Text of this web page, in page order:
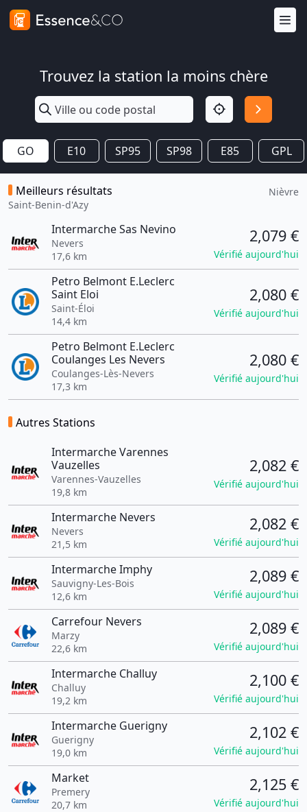
Trouvez la station la moins chère
GO E10 SP95 SP98 E85 GPL
Meilleurs résultats
Saint-Benin-d'Azy
Nièvre
Intermarche Sas Nevino
Nevers
17,6 km
2,079 €
Vérifié aujourd'hui
Petro Belmont E.Leclerc
Saint Eloi
Saint-Éloi
14,4 km
2,080 €
Vérifié aujourd'hui
Petro Belmont E.Leclerc
Coulanges Les Nevers
Coulanges-Lès-Nevers
17,3 km
2,080 €
Vérifié aujourd'hui
Autres Stations
Intermarche Varennes
Vauzelles
Varennes-Vauzelles
19,8 km
2,082 €
Vérifié aujourd'hui
Intermarche Nevers
Nevers
21,5 km
2,082 €
Vérifié aujourd'hui
Intermarche Imphy
Sauvigny-Les-Bois
12,6 km
2,089 €
Vérifié aujourd'hui
Carrefour Nevers
Marzy
22,6 km
2,089 €
Vérifié aujourd'hui
Intermarche Challuy
Challuy
19,2 km
2,100 €
Vérifié aujourd'hui
Intermarche Guerigny
Guerigny
19,0 km
2,102 €
Vérifié aujourd'hui
Market
Premery
20,7 km
2,125 €
Vérifié aujourd'hui